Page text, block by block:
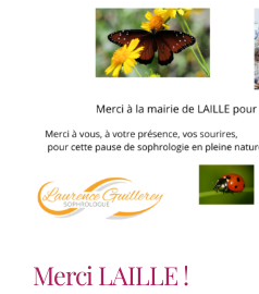
Merci LAILLE !